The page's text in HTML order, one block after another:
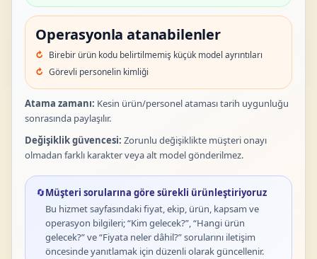
Operasyonla atanabilenler
Birebir ürün kodu belirtilmemiş küçük model ayrıntıları
Görevli personelin kimliği
Atama zamanı: Kesin ürün/personel ataması tarih uygunluğu
sonrasında paylaşılır.
Değişiklik güvencesi: Zorunlu değişiklikte müşteri onayı
olmadan farklı karakter veya alt model gönderilmez.
🔄Müşteri sorularına göre sürekli ürünleştiriyoruz
Bu hizmet sayfasındaki fiyat, ekip, ürün, kapsam ve
operasyon bilgileri; “Kim gelecek?”, “Hangi ürün
gelecek?” ve “Fiyata neler dâhil?” sorularını iletişim
öncesinde yanıtlamak için düzenli olarak güncellenir.